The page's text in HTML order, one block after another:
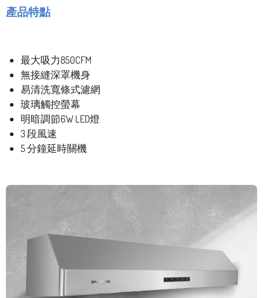
產品特點
最大吸力850CFM
無接縫深罩機身
易清洗寬條式濾網
玻璃觸控螢幕
明暗調節6W LED燈
3 段風速
5 分鐘延時關機